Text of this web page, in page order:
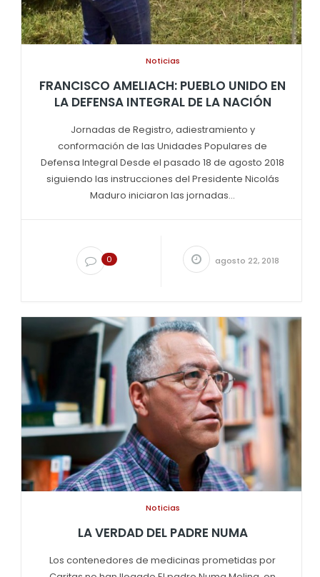
Noticias
FRANCISCO AMELIACH: PUEBLO UNIDO EN
LA DEFENSA INTEGRAL DE LA NACIÓN
Jornadas de Registro, adiestramiento y
conformación de las Unidades Populares de
Defensa Integral Desde el pasado 18 de agosto 2018
siguiendo las instrucciones del Presidente Nicolás
Maduro iniciaron las jornadas...
0 agosto 22, 2018
Noticias
LA VERDAD DEL PADRE NUMA
Los contenedores de medicinas prometidas por